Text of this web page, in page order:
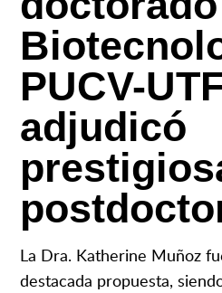
PUCV-
adjudicó
La Dra. Katherine Muñoz
destacada propuesta,